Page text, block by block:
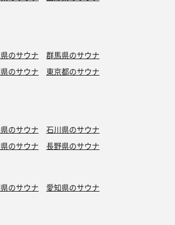
る素敵なサウナでした😆🎵
マナーも良いし、ロウリュしていいです
やりますよ」と掛けてくださったり…💓
私)
15.7℃。サウナからすぐ露天に出られるよ
、そこに水風呂😊 浴室からの露天出口は別
ナーの動線が考えられてる😍ただ、荷物棚
て嬉しいけど、内風呂まで行かないといけ
。ベッドは3つ。ターフの下に2つと屋根な
くても半分木陰で涼しかった😉🎵これが
もオートロウリュ、セルフロウリュ、ア
のサウナ
群馬県のサウナ
のサウナ
東京都のサウナ
のサウナ
石川県のサウナ
のサウナ 長野県のサウナ
のサウナ
愛知県のサウナ